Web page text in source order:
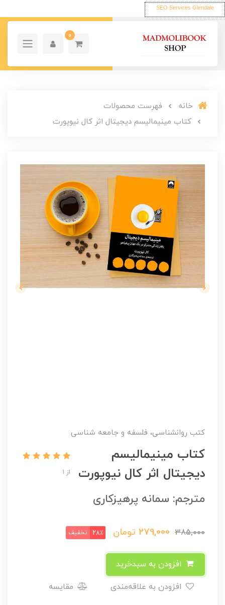
SEO Services Glendale
0
خانه
فهرست محصولات
کتاب مینیمالیسم دیجیتال اثر کال نیوپورت
کتب روانشناسی، فلسفه و جامعه شناسی
کتاب مینیمالیسم
دیجیتال اثر کال نیوپورت
از 1
مترجم: سمانه پرهیزکاری
385,000
279,000 تومان 28٪ تخفیف
مقایسه